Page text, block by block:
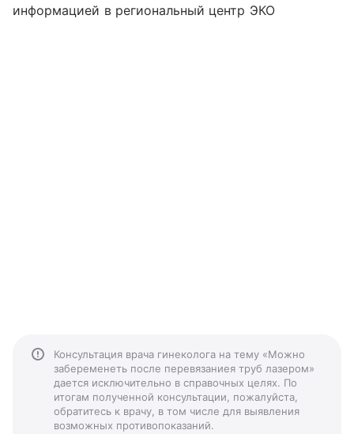
информацией в региональный центр ЭКО
Консультация врача гинеколога на тему «Можно
забеременеть после перевязаниея труб лазером»
дается исключительно в справочных целях. По
итогам полученной консультации, пожалуйста,
обратитесь к врачу, в том числе для выявления
возможных противопоказаний.